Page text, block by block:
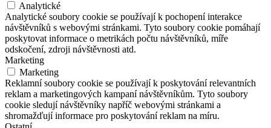
Analytické
Analytické soubory cookie se používají k pochopení interakce
návštěvníků s webovými stránkami. Tyto soubory cookie pomáhají
poskytovat informace o metrikách počtu návštěvníků, míře
odskočení, zdroji návštěvnosti atd.
Marketing
Marketing
Reklamní soubory cookie se používají k poskytování relevantních
reklam a marketingových kampaní návštěvníkům. Tyto soubory
cookie sledují návštěvníky napříč webovými stránkami a
shromažďují informace pro poskytování reklam na míru.